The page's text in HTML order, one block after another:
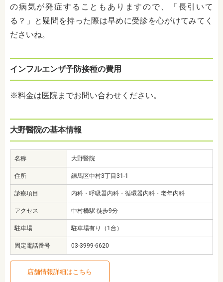
の病気が発症することもありますので、「長引いて
る？」と疑問を持った際は早めに受診を心がけてみてく
ださいね。
インフルエンザ予防接種の費用
※料金は医院までお問い合わせください。
大野醫院の基本情報
名称 大野醫院
住所 練馬区中村3丁目31-1
診療項目 内科・呼吸器内科・循環器内科・老年内科
アクセス 中村橋駅 徒歩9分
駐車場 駐車場有り（1台）
固定電話番号 03-3999-6620
店舗情報詳細はこちら